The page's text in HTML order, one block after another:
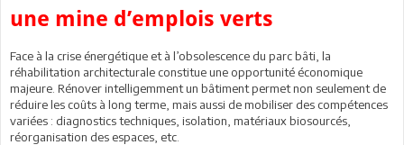
une mine d’emplois verts
Face à la crise énergétique et à l’obsolescence du parc bâti, la
réhabilitation architecturale constitue une opportunité économique
majeure. Rénover intelligemment un bâtiment permet non seulement de
réduire les coûts à long terme, mais aussi de mobiliser des compétences
variées : diagnostics techniques, isolation, matériaux biosourcés,
réorganisation des espaces, etc.